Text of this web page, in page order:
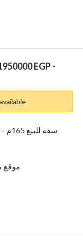
Mortgage
EGP -
موقع